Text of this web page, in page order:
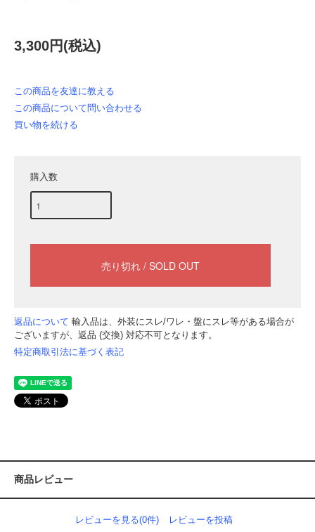
3,300円(税込)
この商品を友達に教える
この商品について問い合わせる
買い物を続ける
購入数
返品について 輸入品は、外装にスレ/ワレ・盤にスレ等がある場合が
ございますが、返品 (交換) 対応不可となります。
特定商取引法に基づく表記
商品レビュー
レビューを見る(0件) レビューを投稿